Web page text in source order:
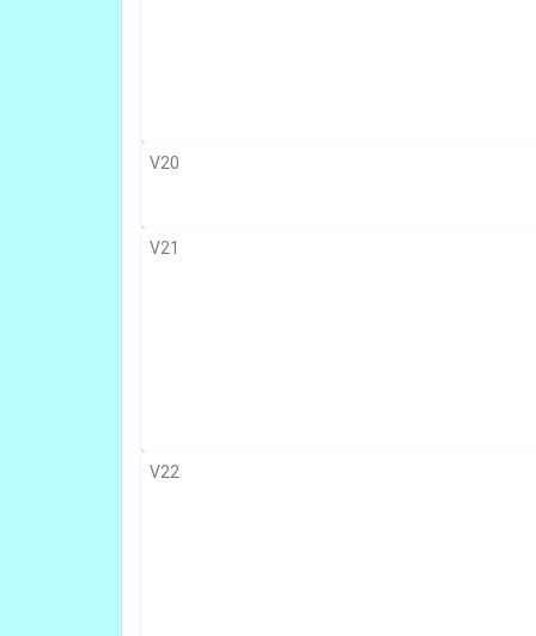
V20
V21
V22